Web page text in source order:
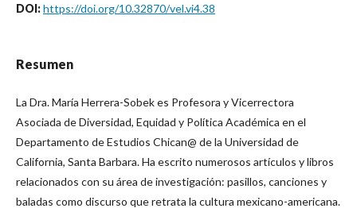
DOI:https://doi.org/10.32870/vel.vi4.38
Resumen
La Dra. María Herrera-Sobek es Profesora y Vicerrectora
Asociada de Diversidad, Equidad y Política Académica en el
Departamento de Estudios Chican@ de la Universidad de
California, Santa Barbara. Ha escrito numerosos artículos y libros
relacionados con su área de investigación: pasillos, canciones y
baladas como discurso que retrata la cultura mexicano-americana.